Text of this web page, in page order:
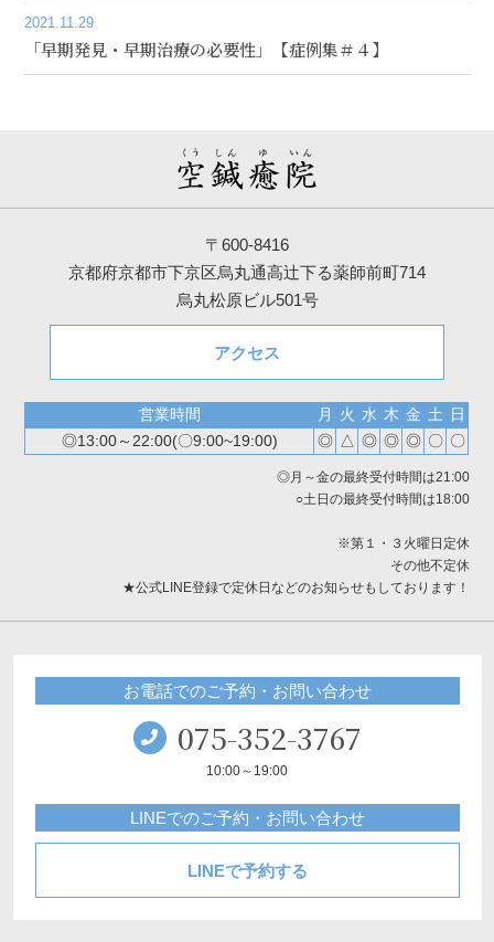
2021.11.29
「早期発見・早期治療の必要性」【症例集＃４】
〒600-8416
京都府京都市下京区烏丸通高辻下る薬師前町714
烏丸松原ビル501号
アクセス
営業時間 月 火 水 木 金 土 日
◎13:00～22:00(〇9:00~19:00)
◎ △ ◎ ◎ ◎ 〇 〇
◎月～金の最終受付時間は21:00
○土日の最終受付時間は18:00
※第１・３火曜日定休
その他不定休
★公式LINE登録で定休日などのお知らせもしております！
お電話でのご予約・お問い合わせ
075-352-3767
10:00～19:00
LINEでのご予約・お問い合わせ
LINEで予約する